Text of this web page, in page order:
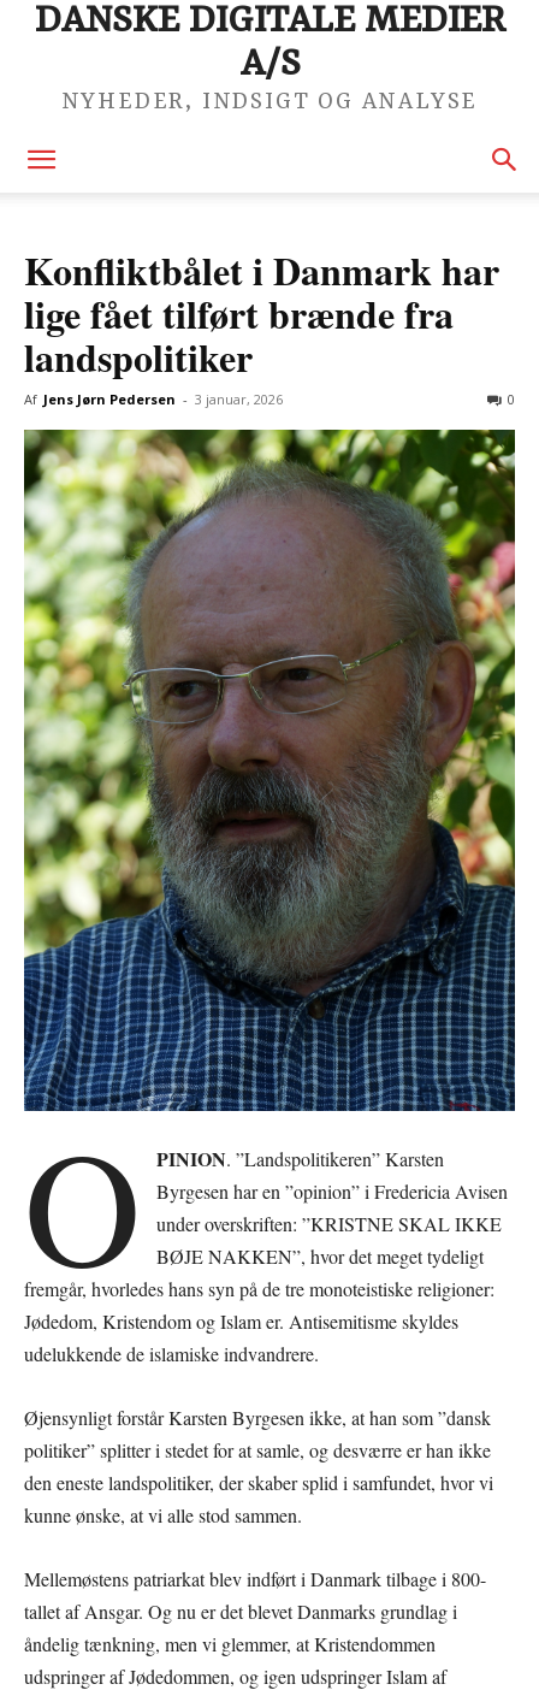
DANSKE DIGITALE MEDIER
A/S
NYHEDER, INDSIGT OG ANALYSE
Konfliktbålet i Danmark har
lige fået tilført brænde fra
landspolitiker
Af Jens Jørn Pedersen - 3 januar, 2026 0
O PINION. ”Landspolitikeren” Karsten
Byrgesen har en ”opinion” i Fredericia Avisen
under overskriften: ”KRISTNE SKAL IKKE
BØJE NAKKEN”, hvor det meget tydeligt
fremgår, hvorledes hans syn på de tre monoteistiske religioner:
Jødedom, Kristendom og Islam er. Antisemitisme skyldes
udelukkende de islamiske indvandrere.
Øjensynligt forstår Karsten Byrgesen ikke, at han som ”dansk
politiker” splitter i stedet for at samle, og desværre er han ikke
den eneste landspolitiker, der skaber splid i samfundet, hvor vi
kunne ønske, at vi alle stod sammen.
Mellemøstens patriarkat blev indført i Danmark tilbage i 800-
tallet af Ansgar. Og nu er det blevet Danmarks grundlag i
åndelig tænkning, men vi glemmer, at Kristendommen
udspringer af Jødedommen, og igen udspringer Islam af